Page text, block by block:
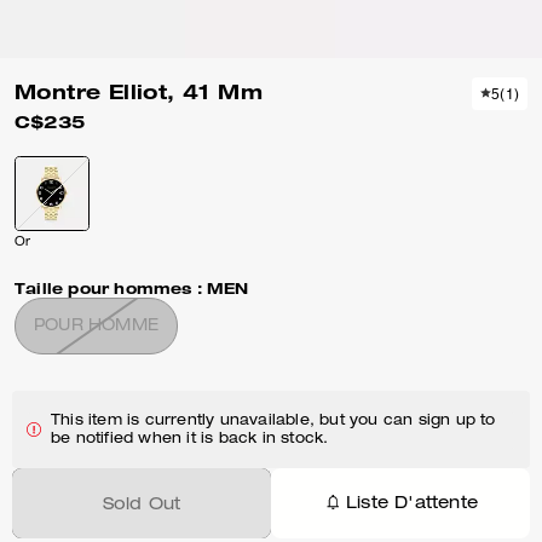
Montre Elliot, 41 Mm
C$235
5(1)
Or
Taille pour hommes : MEN
POUR HOMME
This item is currently unavailable, but you can sign up to
be notified when it is back in stock.
Sold Out Liste D'attente